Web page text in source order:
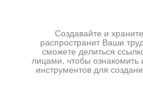
Создавайте и
распространит Ваши
сможете делиться
лицами, чтобы
инструментов для